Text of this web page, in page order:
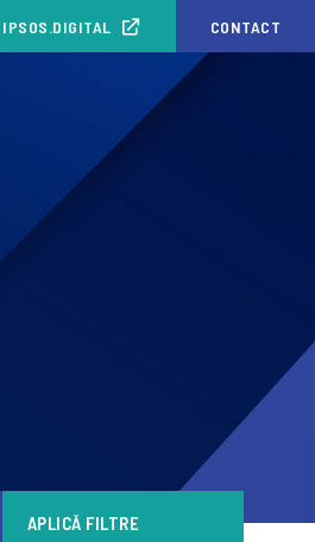
IPSOS.DIGITAL CONTACT
APLICĂ FILTRE